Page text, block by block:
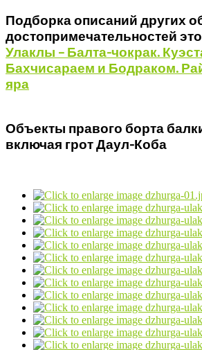
Подборка описаний других
достопримечательностей
Улаклы – Балта-чокрак.
Бахчисараем и Бодраком.
яра
Объекты правого борта
включая грот Даул-Коба